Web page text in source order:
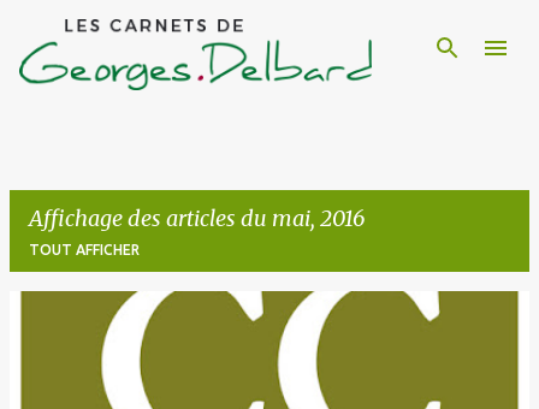
Accéder au contenu principal
Affichage des articles du mai, 2016
TOUT AFFICHER